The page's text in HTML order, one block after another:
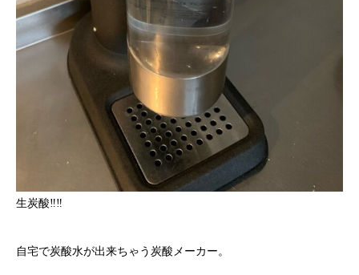
生炭酸‼︎‼︎
自宅で炭酸水が出来ちゃう炭酸メーカー。